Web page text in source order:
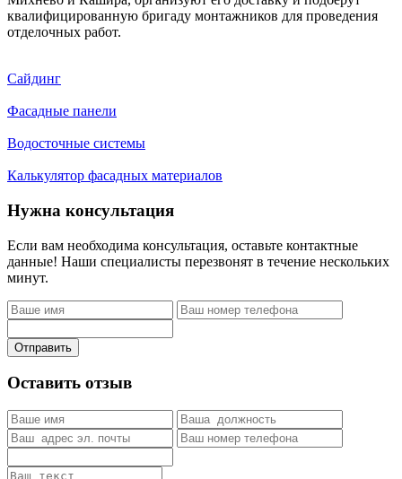
квалифицированную бригаду монтажников для проведения
отделочных работ.
Сайдинг
Фасадные панели
Водосточные системы
Калькулятор фасадных материалов
Нужна консультация
Если вам необходима консультация, оставьте контактные
данные! Наши специалисты перезвонят в течение нескольких
минут.
Отправить
Оставить отзыв